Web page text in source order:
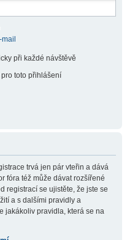
při každé návštěvě
toto přihlášení
trvá jen pár vteřin a dává
fóra též může dávat rozšířené
registrací se ujistěte, že jste se
a s dalšími pravidly a
jakákoliv pravidla, která se na